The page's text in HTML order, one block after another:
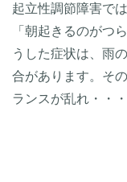
起立性調節障害で
「朝起きるのがつ
うした症状は、雨
合があります。そ
ランスが乱れ・・・